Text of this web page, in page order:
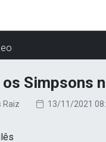
os Simpsons
Raiz 13/11/2021